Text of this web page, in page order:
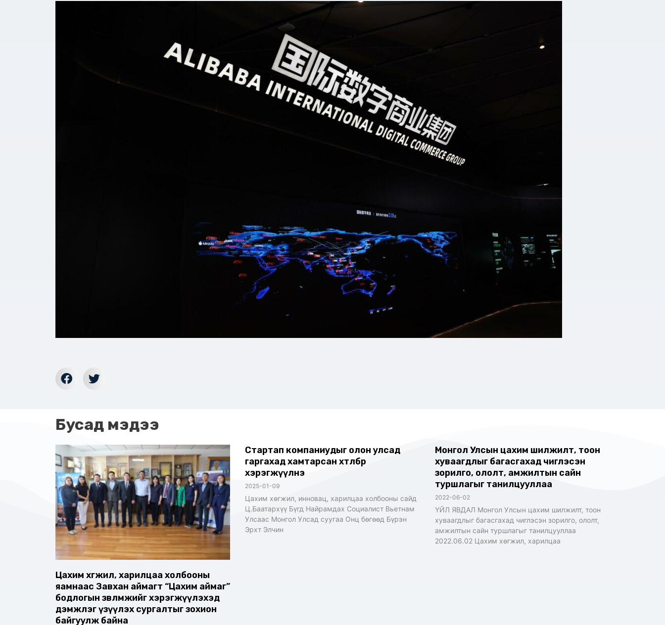
Бусад мэдээ
Цахим хөгжил, харилцаа холбооны
яамнаас Завхан аймагт “Цахим аймаг”
бодлогын зөвлөмжийг хэрэгжүүлэхэд
дэмжлэг үзүүлэх сургалтыг зохион
байгуулж байна
Стартап компаниудыг олон улсад
гаргахад хамтарсан хөтөлбөр
хэрэгжүүлнэ
2025-01-09
Цахим хөгжил, инновац, харилцаа холбооны сайд
Ц.Баатархүү Бүгд Найрамдах Социалист Вьетнам
Улсаас Монгол Улсад суугаа Онц бөгөөд Бүрэн
Эрхт Элчин
Монгол Улсын цахим шилжилт, тоон
хуваагдлыг багасгахад чиглэсэн
зорилго, ололт, амжилтын сайн
туршлагыг танилцууллаа
2022-06-02
ҮЙЛ ЯВДАЛ Монгол Улсын цахим шилжилт, тоон
хуваагдлыг багасгахад чиглэсэн зорилго, ололт,
амжилтын сайн туршлагыг танилцууллаа
2022.06.02 Цахим хөгжил, харилцаа